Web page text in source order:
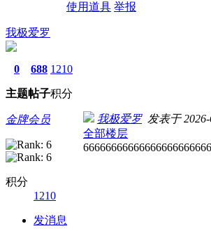
使用道具 举报
我极爱罗
0
主题
688
帖子
1210
积分
金牌会员
积分
1210
发消息
我极爱罗发表于 2026-
全部楼层